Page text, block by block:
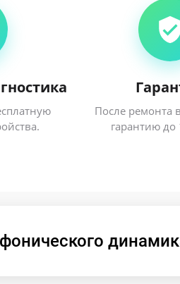
После ремонта
гарантию до